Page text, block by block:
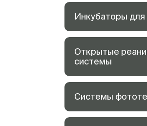
Инкубаторы
Открытые
системы
Системы